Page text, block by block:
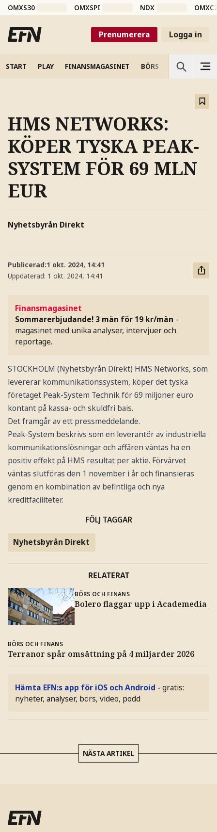
OMXS30 OMXSPI NDX
Prenumerera Logga in
START PLAY FINANSMAGASINET BÖRS VETENSKAP
HMS NETWORKS:
KÖPER TYSKA PEAK-
SYSTEM FÖR 69 MLN
EUR
Nyhetsbyrån Direkt
Publicerad:1 okt. 2024, 14:41
Uppdaterad: 1 okt. 2024, 14:41
Finansmagasinet
Sommarerbjudande! 3 mån för 19 kr/mån –
magasinet med unika analyser, intervjuer och
reportage.
STOCKHOLM (Nyhetsbyrån Direkt) HMS Networks, som
levererar kommunikationssystem, köper det tyska
företaget Peak-System Technik för 69 miljoner euro
kontant på kassa- och skuldfri bais.
Det framgår av ett pressmeddelande.
Peak-System beskrivs som en leverantör av industriella
kommunikationslösningar och affären väntas ha en
positiv effekt på HMS resultat per aktie. Förvärvet
väntas slutföras den 1 november i år och finansieras
genom en kombination av befintliga och nya
kreditfaciliteter.
FÖLJ TAGGAR
Nyhetsbyrån Direkt
RELATERAT
BÖRS OCH FINANS
Bolero flaggar upp i Academedia
BÖRS OCH FINANS
Terranor spår omsättning på 4 miljarder 2026
Hämta EFN:s app för iOS och Android - gratis:
nyheter, analyser, börs, video, podd
NÄSTA ARTIKEL